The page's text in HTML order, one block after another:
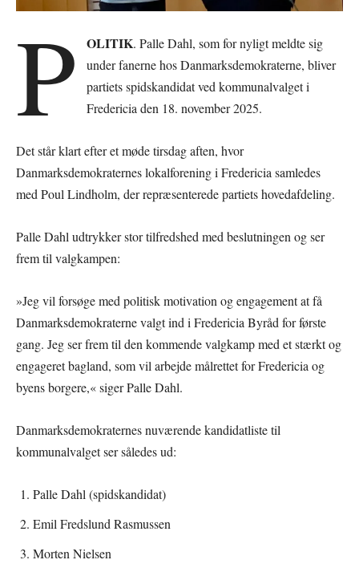
P OLITIK. Palle Dahl, som for nyligt meldte sig
under fanerne hos Danmarksdemokraterne, bliver
partiets spidskandidat ved kommunalvalget i
Fredericia den 18. november 2025.
Det står klart efter et møde tirsdag aften, hvor
Danmarksdemokraternes lokalforening i Fredericia samledes
med Poul Lindholm, der repræsenterede partiets hovedafdeling.
Palle Dahl udtrykker stor tilfredshed med beslutningen og ser
frem til valgkampen:
»Jeg vil forsøge med politisk motivation og engagement at få
Danmarksdemokraterne valgt ind i Fredericia Byråd for første
gang. Jeg ser frem til den kommende valgkamp med et stærkt og
engageret bagland, som vil arbejde målrettet for Fredericia og
byens borgere,« siger Palle Dahl.
Danmarksdemokraternes nuværende kandidatliste til
kommunalvalget ser således ud:
Palle Dahl (spidskandidat)
Emil Fredslund Rasmussen
Morten Nielsen